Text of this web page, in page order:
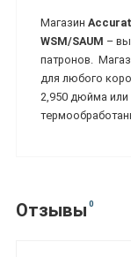
Магазин
WSM/SAUM –
патронов.
для любого
2,950 дюйма или
Отзывы 0